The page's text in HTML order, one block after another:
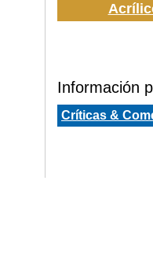
Información
Críticas &